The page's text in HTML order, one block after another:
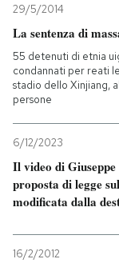
29/5/2014
La sentenza di
55 detenuti di etnia
condannati per reati
stadio dello Xinjiang,
persone
6/12/2023
Il video di
proposta di legge
modificata dalla
16/2/2012